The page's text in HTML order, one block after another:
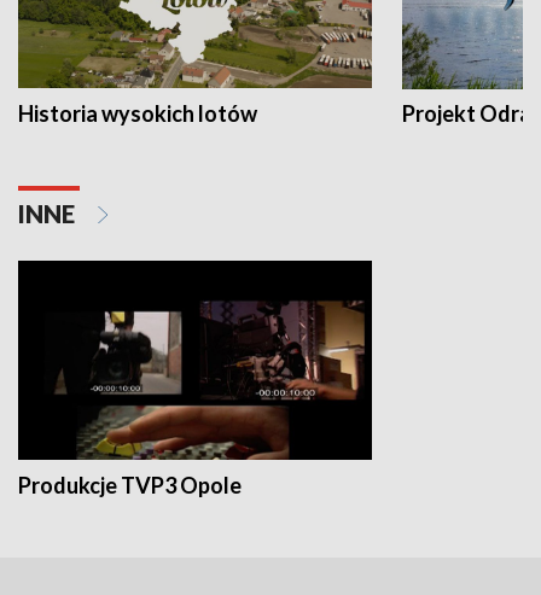
Historia wysokich lotów Projekt Odra
INNE
Produkcje TVP3 Opole